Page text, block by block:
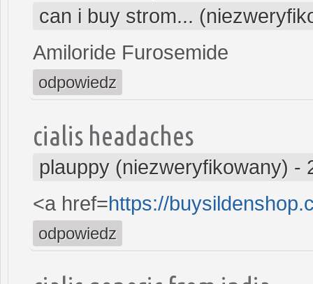
can i buy strom...
Amiloride Furosemide
odpowiedz
cialis headaches
plauppy (niezweryfikowany) -
<a href=https://
odpowiedz